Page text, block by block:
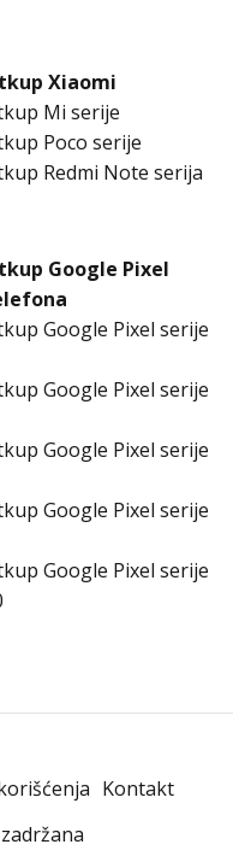
Xiaomi
Mi serije
Poco serije
Redmi Note serija
Google Pixel
Google Pixel serije
Google Pixel serije
Google Pixel serije
Google Pixel serije
Google Pixel serije
Kontakt